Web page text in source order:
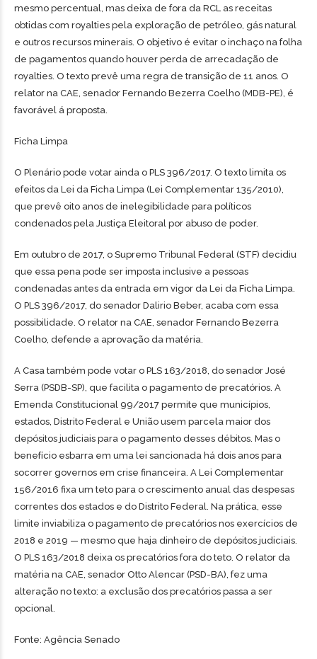
mesmo percentual, mas deixa de fora da RCL as receitas
obtidas com royalties pela exploração de petróleo, gás natural
e outros recursos minerais. O objetivo é evitar o inchaço na folha
de pagamentos quando houver perda de arrecadação de
royalties. O texto prevê uma regra de transição de 11 anos. O
relator na CAE, senador Fernando Bezerra Coelho (MDB-PE), é
favorável á proposta.
Ficha Limpa
O Plenário pode votar ainda o PLS 396/2017. O texto limita os
efeitos da Lei da Ficha Limpa (Lei Complementar 135/2010),
que prevê oito anos de inelegibilidade para políticos
condenados pela Justiça Eleitoral por abuso de poder.
Em outubro de 2017, o Supremo Tribunal Federal (STF) decidiu
que essa pena pode ser imposta inclusive a pessoas
condenadas antes da entrada em vigor da Lei da Ficha Limpa.
O PLS 396/2017, do senador Dalirio Beber, acaba com essa
possibilidade. O relator na CAE, senador Fernando Bezerra
Coelho, defende a aprovação da matéria.
A Casa também pode votar o PLS 163/2018, do senador José
Serra (PSDB-SP), que facilita o pagamento de precatórios. A
Emenda Constitucional 99/2017 permite que municípios,
estados, Distrito Federal e União usem parcela maior dos
depósitos judiciais para o pagamento desses débitos. Mas o
benefício esbarra em uma lei sancionada há dois anos para
socorrer governos em crise financeira. A Lei Complementar
156/2016 fixa um teto para o crescimento anual das despesas
correntes dos estados e do Distrito Federal. Na prática, esse
limite inviabiliza o pagamento de precatórios nos exercícios de
2018 e 2019 — mesmo que haja dinheiro de depósitos judiciais.
O PLS 163/2018 deixa os precatórios fora do teto. O relator da
matéria na CAE, senador Otto Alencar (PSD-BA), fez uma
alteração no texto: a exclusão dos precatórios passa a ser
opcional.
Fonte: Agência Senado